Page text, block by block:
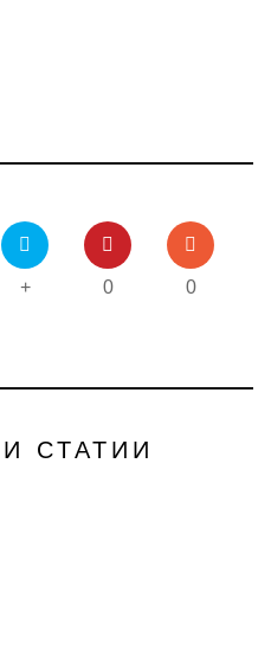
+ 0 0
СТАТИИ